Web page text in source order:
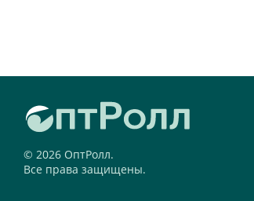
© 2026 ОптРолл.
Все права защищены.